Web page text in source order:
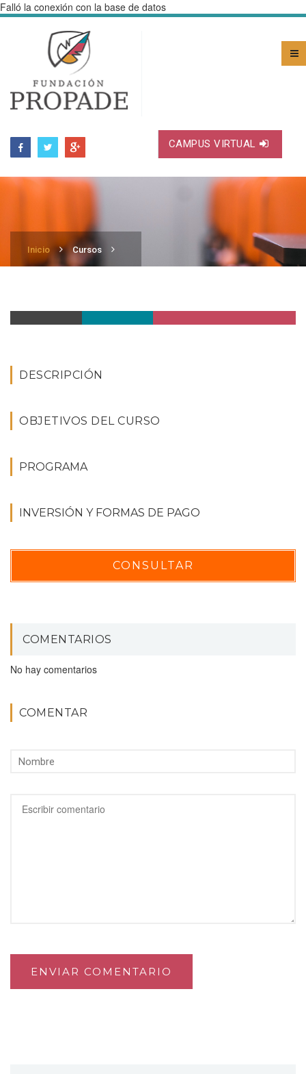
Falló la conexión con la base de datos
CAMPUS VIRTUAL
Inicio Cursos
DESCRIPCIÓN
OBJETIVOS DEL CURSO
PROGRAMA
INVERSIÓN Y FORMAS DE PAGO
CONSULTAR
COMENTARIOS
No hay comentarios
COMENTAR
ENVIAR COMENTARIO